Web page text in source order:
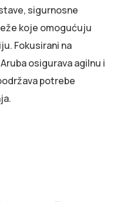
sigurnosne
koje omogućuju
Fokusirani na
osigurava agilnu i
potrebe